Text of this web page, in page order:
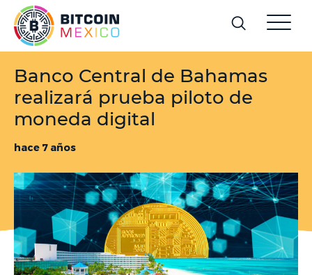
Banco Central de Bahamas
realizará prueba piloto de
moneda digital
hace 7 años